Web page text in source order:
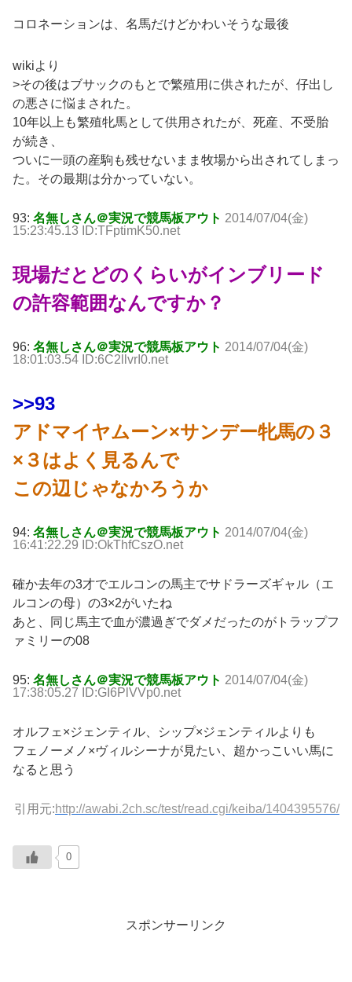
コロネーションは、名馬だけどかわいそうな最後
wikiより
>その後はブサックのもとで繁殖用に供されたが、仔出し
の悪さに悩まされた。
10年以上も繁殖牝馬として供用されたが、死産、不受胎
が続き、
ついに一頭の産駒も残せないまま牧場から出されてしまっ
た。その最期は分かっていない。
93: 名無しさん＠実況で競馬板アウト 2014/07/04(金)
15:23:45.13 ID:TFptimK50.net
現場だとどのくらいがインブリード
の許容範囲なんですか？
96: 名無しさん＠実況で競馬板アウト 2014/07/04(金)
18:01:03.54 ID:6C2llvrI0.net
>>93
アドマイヤムーン×サンデー牝馬の３
×３はよく見るんで
この辺じゃなかろうか
94: 名無しさん＠実況で競馬板アウト 2014/07/04(金)
16:41:22.29 ID:OkThfCszO.net
確か去年の3才でエルコンの馬主でサドラーズギャル（エ
ルコンの母）の3×2がいたね
あと、同じ馬主で血が濃過ぎでダメだったのがトラップフ
ァミリーの08
95: 名無しさん＠実況で競馬板アウト 2014/07/04(金)
17:38:05.27 ID:GI6PlVVp0.net
オルフェ×ジェンティル、シップ×ジェンティルよりも
フェノーメノ×ヴィルシーナが見たい、超かっこいい馬に
なると思う
引用元:http://awabi.2ch.sc/test/read.cgi/keiba/1404395576/
0
スポンサーリンク